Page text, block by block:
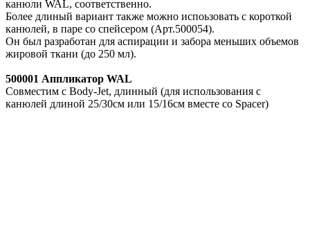
канюли WAL, соответственно.
Более длиный вариант также можно испоьзовать с короткой
канюлей, в паре со спейсером (Арт.500054).
Он был разработан для аспирации и забора меньших объемов
жировой ткани (до 250 мл).
500001 Аппликатор WAL
Совместим с Body-Jet, длинный (для использования с
канюлей длиной 25/30см или 15/16см вместе со Spacer)